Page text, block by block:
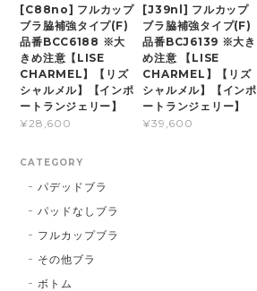
[C88no] フルカップ
ブラ脇補強タイプ(F)
品番BCC6188 ※大
きめ注意【LISE
CHARMEL】【リズ
シャルメル】【インポ
ートランジェリー】
¥28,600
[J39nl] フルカップ
ブラ脇補強タイプ(F)
品番BCJ6139 ※大き
め注意 【LISE
CHARMEL】【リズ
シャルメル】【インポ
ートランジェリー】
¥39,600
CATEGORY
パデッドブラ
パッドなしブラ
フルカップブラ
その他ブラ
ボトム